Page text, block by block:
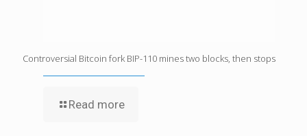
Controversial Bitcoin fork BIP-110 mines two blocks, then stops
Read more